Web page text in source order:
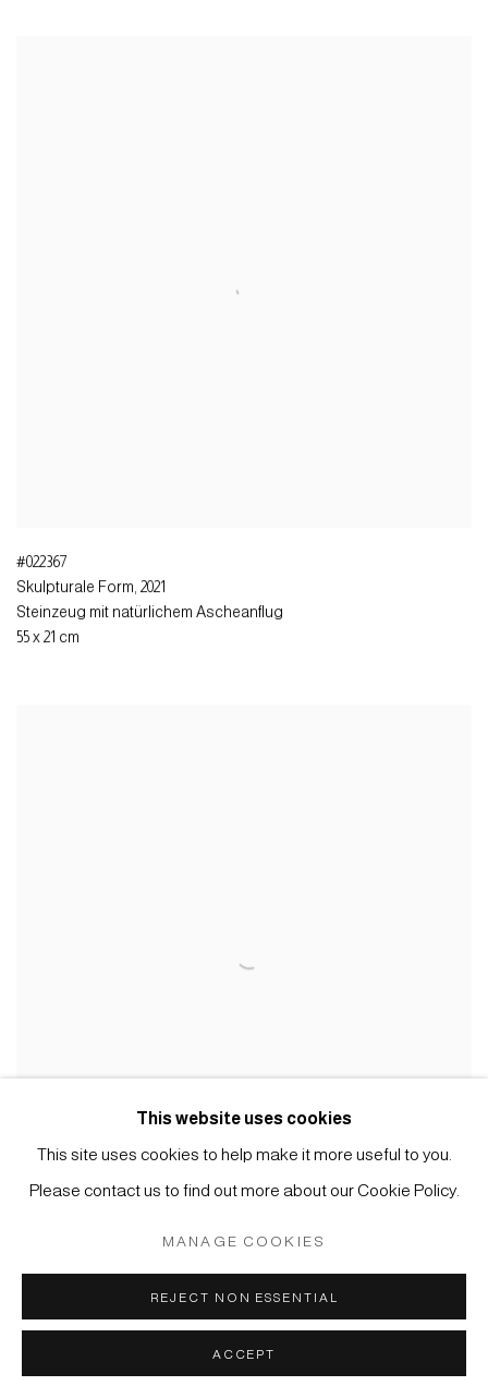
#022367
Skulpturale Form 2021
Steinzeug mit natürlichem Ascheanflug
55 x 21 cm
This website uses cookies
This site uses cookies to help make it more useful to you.
Please contact us to find out more about our Cookie Policy.
MANAGE COOKIES
REJECT NON ESSENTIAL
ACCEPT